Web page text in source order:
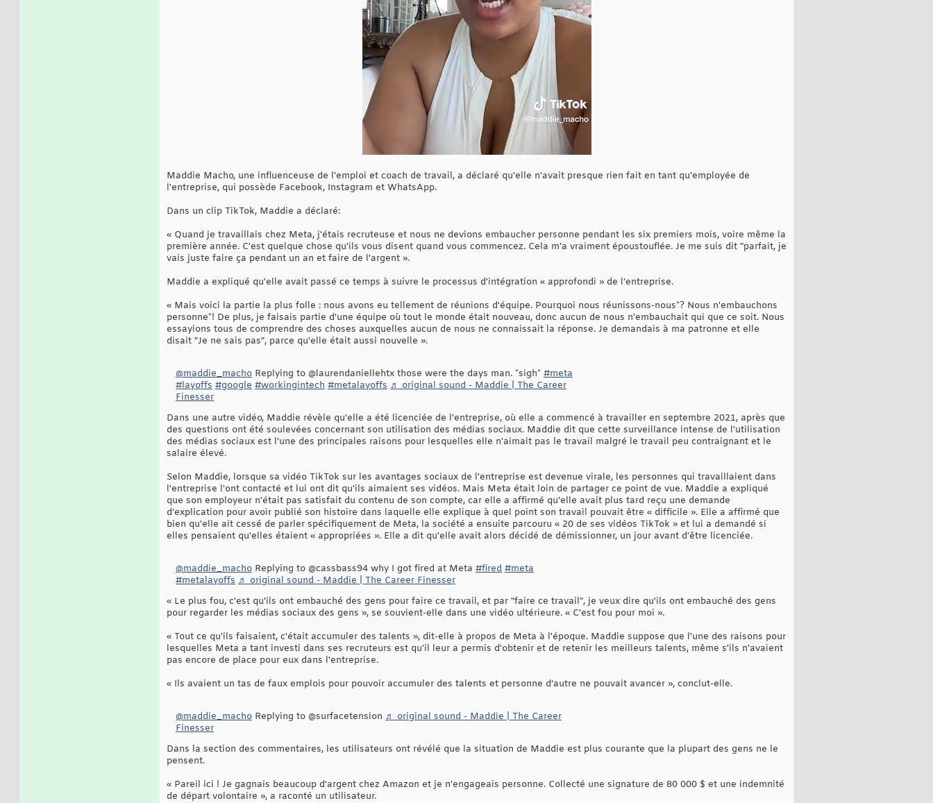
Maddie Macho, une influenceuse de l'emploi et coach de travail, a déclaré qu'elle n'avait presque rien fait en tant qu'employée de
l'entreprise, qui possède Facebook, Instagram et WhatsApp.
Dans un clip TikTok, Maddie a déclaré:
« Quand je travaillais chez Meta, j'étais recruteuse et nous ne devions embaucher personne pendant les six premiers mois, voire même la
première année. C'est quelque chose qu'ils vous disent quand vous commencez. Cela m'a vraiment époustouflée. Je me suis dit "parfait, je
vais juste faire ça pendant un an et faire de l'argent ».
Maddie a expliqué qu'elle avait passé ce temps à suivre le processus d'intégration « approfondi » de l'entreprise.
« Mais voici la partie la plus folle : nous avons eu tellement de réunions d'équipe. Pourquoi nous réunissons-nous*? Nous n'embauchons
personne*! De plus, je faisais partie d'une équipe où tout le monde était nouveau, donc aucun de nous n'embauchait qui que ce soit. Nous
essayions tous de comprendre des choses auxquelles aucun de nous ne connaissait la réponse. Je demandais à ma patronne et elle
disait "Je ne sais pas", parce qu'elle était aussi nouvelle ».
@maddie_macho Replying to @laurendaniellehtx those were the days man. *sigh* #meta
#layoffs #google #workingintech #metalayoffs ♬ original sound - Maddie | The Career
Finesser
Dans une autre vidéo, Maddie révèle qu'elle a été licenciée de l'entreprise, où elle a commencé à travailler en septembre 2021, après que
des questions ont été soulevées concernant son utilisation des médias sociaux. Maddie dit que cette surveillance intense de l'utilisation
des médias sociaux est l'une des principales raisons pour lesquelles elle n'aimait pas le travail malgré le travail peu contraignant et le
salaire élevé.
Selon Maddie, lorsque sa vidéo TikTok sur les avantages sociaux de l'entreprise est devenue virale, les personnes qui travaillaient dans
l'entreprise l'ont contacté et lui ont dit qu'ils aimaient ses vidéos. Mais Meta était loin de partager ce point de vue. Maddie a expliqué
que son employeur n'était pas satisfait du contenu de son compte, car elle a affirmé qu'elle avait plus tard reçu une demande
d'explication pour avoir publié son histoire dans laquelle elle explique à quel point son travail pouvait être « difficile ». Elle a affirmé que
bien qu'elle ait cessé de parler spécifiquement de Meta, la société a ensuite parcouru « 20 de ses vidéos TikTok » et lui a demandé si
elles pensaient qu'elles étaient « appropriées ». Elle a dit qu'elle avait alors décidé de démissionner, un jour avant d'être licenciée.
@maddie_macho Replying to @cassbass94 why I got fired at Meta #fired #meta
#metalayoffs ♬ original sound - Maddie | The Career Finesser
« Le plus fou, c'est qu'ils ont embauché des gens pour faire ce travail, et par "faire ce travail", je veux dire qu'ils ont embauché des gens
pour regarder les médias sociaux des gens », se souvient-elle dans une vidéo ultérieure. « C'est fou pour moi ».
« Tout ce qu'ils faisaient, c'était accumuler des talents », dit-elle à propos de Meta à l'époque. Maddie suppose que l'une des raisons pour
lesquelles Meta a tant investi dans ses recruteurs est qu'il leur a permis d'obtenir et de retenir les meilleurs talents, même s'ils n'avaient
pas encore de place pour eux dans l'entreprise.
« Ils avaient un tas de faux emplois pour pouvoir accumuler des talents et personne d'autre ne pouvait avancer », conclut-elle.
@maddie_macho Replying to @surfacetension ♬ original sound - Maddie | The Career
Finesser
Dans la section des commentaires, les utilisateurs ont révélé que la situation de Maddie est plus courante que la plupart des gens ne le
pensent.
« Pareil ici ! Je gagnais beaucoup d'argent chez Amazon et je n'engageais personne. Collecté une signature de 80 000 $ et une indemnité
de départ volontaire », a raconté un utilisateur.